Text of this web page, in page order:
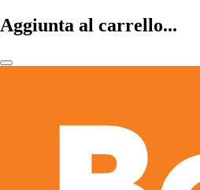
Aggiunta al carrello...